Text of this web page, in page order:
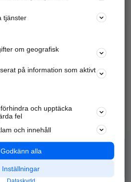
Marknadsför företaget
Kom igång och annonsera mot
samarbetspartners nära dig.
Populära sökningar
Annonsera
Integritet
Nödnummer
tjänster
om geografisk
på information som aktivt
och upptäcka
fel
och innehåll
Godkänn alla
Inställningar
Dataskydd